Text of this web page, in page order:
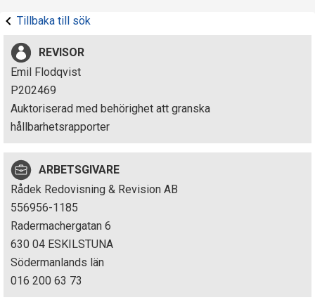
r
s
i
n
s
p
e
k
t
i
Tillbaka till sök
REVISOR
Emil Flodqvist
P202469
Auktoriserad med behörighet att granska
hållbarhetsrapporter
ARBETSGIVARE
Rådek Redovisning & Revision AB
556956-1185
Radermachergatan 6
630 04 ESKILSTUNA
Södermanlands län
016 200 63 73